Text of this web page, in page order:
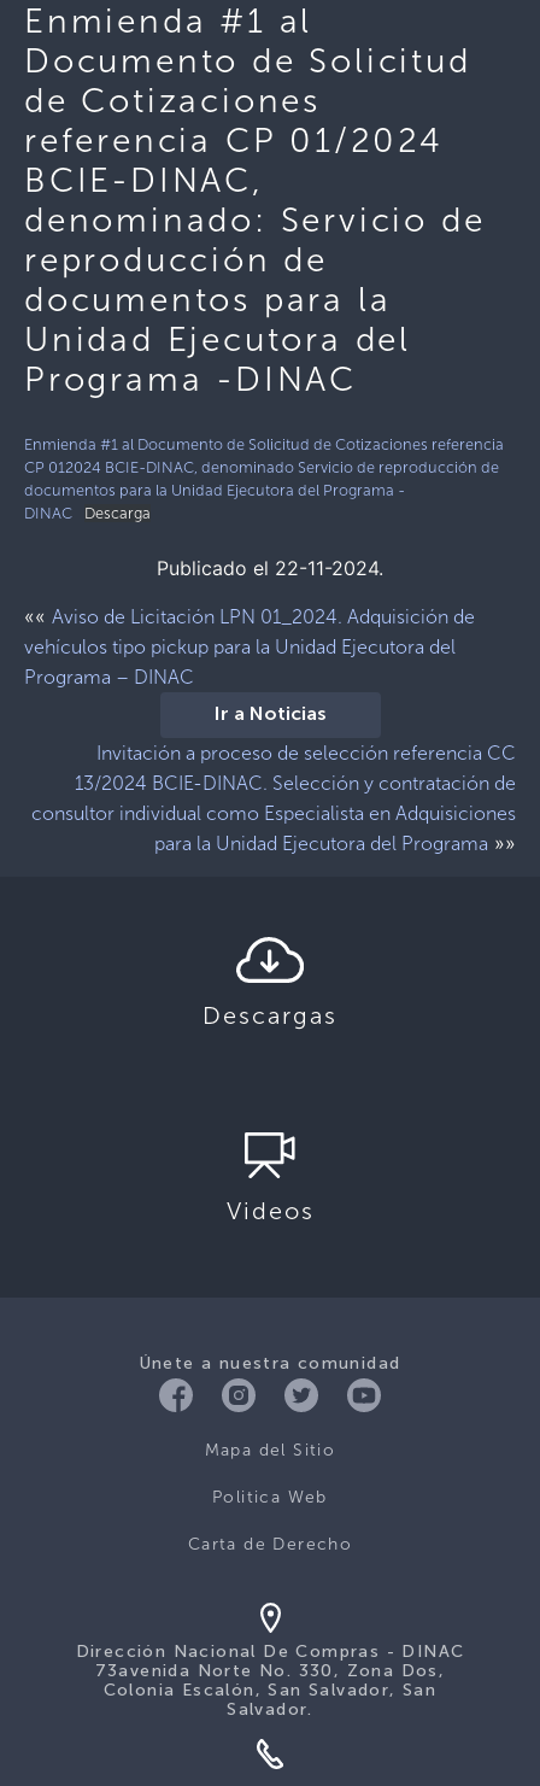
Enmienda #1 al
Documento de Solicitud
de Cotizaciones
referencia CP 01/2024
BCIE-DINAC,
denominado: Servicio de
reproducción de
documentos para la
Unidad Ejecutora del
Programa -DINAC
Enmienda #1 al Documento de Solicitud de Cotizaciones referencia
CP 012024 BCIE-DINAC, denominado Servicio de reproducción de
documentos para la Unidad Ejecutora del Programa -
DINAC
Descarga
Publicado el 22-11-2024.
«« Aviso de Licitación LPN 01_2024. Adquisición de
vehículos tipo pickup para la Unidad Ejecutora del
Programa – DINAC
Ir a Noticias
Invitación a proceso de selección referencia CC
13/2024 BCIE-DINAC. Selección y contratación de
consultor individual como Especialista en Adquisiciones
para la Unidad Ejecutora del Programa »»
Descargas
Videos
Únete a nuestra comunidad
Mapa del Sitio
Politica Web
Carta de Derecho
Dirección Nacional De Compras - DINAC
73avenida Norte No. 330, Zona Dos,
Colonia Escalón, San Salvador, San
Salvador.